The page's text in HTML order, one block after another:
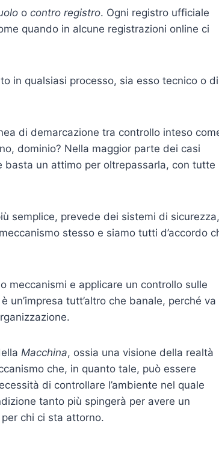
o contro registro. Ogni registro ufficiale
quando in alcune registrazioni online ci
in qualsiasi processo, sia esso tecnico o di
di demarcazione tra controllo inteso
dominio? Nella maggior parte dei casi
basta un attimo per oltrepassarla, con tutte
semplice, prevede dei sistemi di sicurezza,
stesso e siamo tutti d’accordo
meccanismi e applicare un controllo sulle
un’impresa tutt’altro che banale, perché va
Macchina, ossia una visione della realtà
che, in quanto tale, può essere
di controllare l’ambiente nel quale
tanto più spingerà per avere un
chi ci sta attorno.